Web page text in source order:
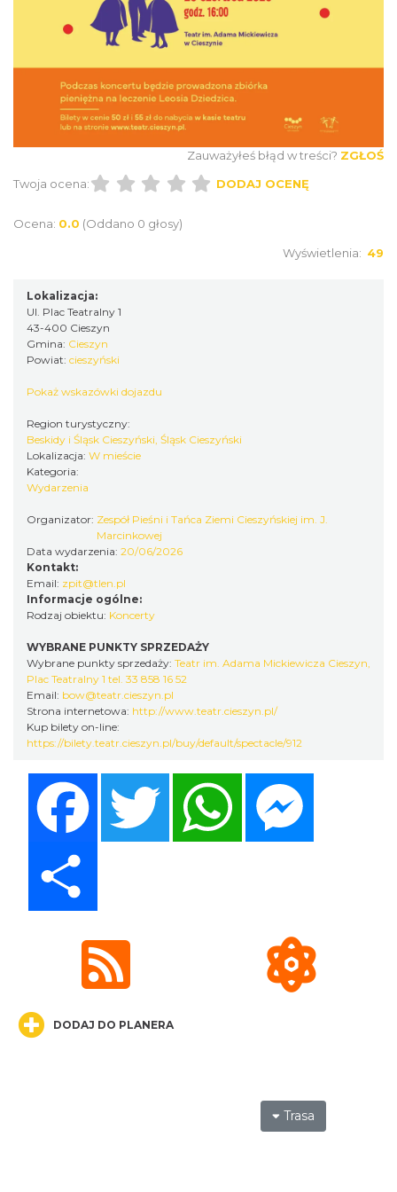
Patroni cieszyńskich ulic - wystawa
Ślad. Litera. Piksel. Wystawa z okazji 30-
lecia Muzeum Drukarstwa w Cieszynie
Cieszyn
0.20 km
0.20 km
Cieszyn
2026-08-21
0.20 km
Zauważyłeś błąd w treści? ZGŁOŚ
Twoja ocena:
DODAJ OCENĘ
Ocena: 0.0 (Oddano 0 głosy)
Wyświetlenia: 49
Lokalizacja:
Ul. Plac Teatralny 1
43-400 Cieszyn
Gmina: Cieszyn
Powiat: cieszyński
Pokaż wskazówki dojazdu
Region turystyczny:
Beskidy i Śląsk Cieszyński, Śląsk Cieszyński
Lokalizacja: W mieście
Kategoria:
Wydarzenia
Organizator: Zespół Pieśni i Tańca Ziemi Cieszyńskiej im. J.
Marcinkowej
Data wydarzenia: 20/06/2026
Kontakt:
Email: zpit@tlen.pl
Informacje ogólne:
Rodzaj obiektu: Koncerty
WYBRANE PUNKTY SPRZEDAŻY
Wybrane punkty sprzedaży: Teatr im. Adama Mickiewicza Cieszyn,
Plac Teatralny 1 tel. 33 858 16 52
Email: bow@teatr.cieszyn.pl
Strona internetowa: http://www.teatr.cieszyn.pl/
Kup bilety on-line:
https://bilety.teatr.cieszyn.pl/buy/default/spectacle/912
Twitter
DODAJ DO PLANERA
Trasa